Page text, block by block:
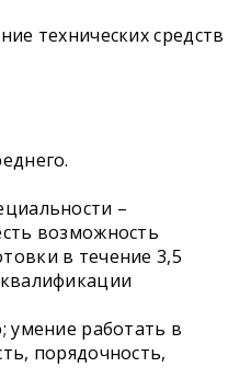
технических средств
–
возможность
в течение 3,5
умение работать в
порядочность,